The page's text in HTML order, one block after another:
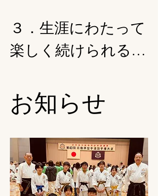
儀・敬意」、「正し
く判断する力」、
実践します。
す。
て安全安心に指導し
３．生涯にわたって
楽しく続けられる稽
す。
「生涯学習（スポー
ツ）としての空手道
を目指しています。
​お知らせ